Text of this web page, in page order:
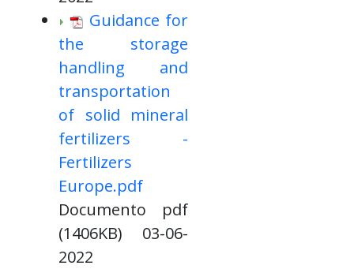
Guidance for
the storage
handling and
transportation
of solid mineral
fertilizers -
Fertilizers
Europe.pdf
Documento pdf
(1406KB) 03-06-
2022